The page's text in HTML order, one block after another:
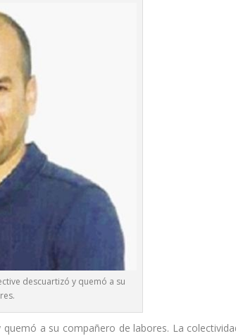
descuartizó y quemó a su
a su compañero de labores. La